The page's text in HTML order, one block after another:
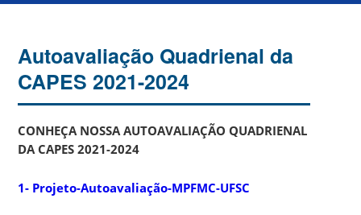
Autoavaliação Quadrienal da
CAPES 2021-2024
CONHEÇA NOSSA AUTOAVALIAÇÃO QUADRIENAL
DA CAPES 2021-2024
1- Projeto-Autoavaliação-MPFMC-UFSC